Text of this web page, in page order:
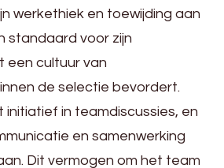
werkethiek en toewijding aan
standaard voor zijn
een cultuur van
de selectie bevordert.
initiatief in teamdiscussies, en
en samenwerking
Dit vermogen om het team